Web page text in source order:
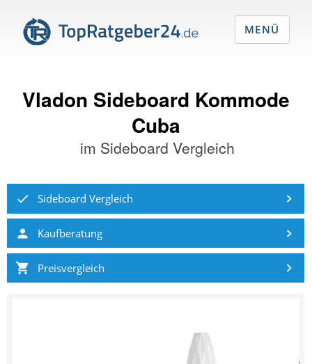
Vladon Sideboard Kommode
Cuba
im Sideboard Vergleich
Sideboard Vergleich
Kaufberatung
Preisvergleich
MENÜ